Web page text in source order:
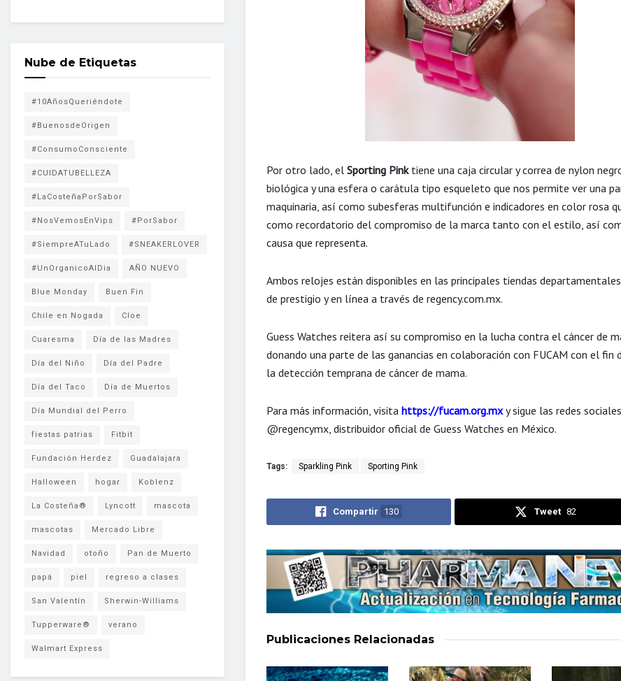
Por otro lado, el Sporting Pinktiene una caja circular y correa de nylon
biológica y una esfera o carátula tipo esqueleto que nos permite ver una
maquinaria, así como subesferas multifunción e indicadores en color rosa
como recordatorio del compromiso de la marca tanto con el estilo, así
causa que representa.
Ambos relojes están disponibles en las principales tiendas
de prestigio y en línea a través de regency.com.mx.
Guess Watches reitera así su compromiso en la lucha contra el cáncer de
donando una parte de las ganancias en colaboración con FUCAM con el fin
la detección temprana de cáncer de mama.
Para más información, visita https://fucam.org.mx y sigue las redes
@regencymx, distribuidor oficial de Guess Watches en México.
Tags: Sparkling Pink Sporting Pink
Compartir 130 Tweet 82
Publicaciones Relacionadas
Nube de Etiquetas
#10AñosQueriéndote
#BuenosdeOrigen
#ConsumoConsciente
#CUIDATUBELLEZA
#LaCosteñaPorSabor
#NosVemosEnVips #PorSabor
#SiempreATuLado #SNEAKERLOVER
#UnOrganicoAlDia AÑO NUEVO
Blue Monday Buen Fin
Chile en Nogada Cloe
Cuaresma Día de las Madres
Día del Niño Día del Padre
Día del Taco Día de Muertos
Día Mundial del Perro
fiestas patrias Fitbit
Fundación Herdez Guadalajara
Halloween hogar Koblenz
La Costeña® Lyncott mascota
mascotas Mercado Libre
Navidad otoño Pan de Muerto
papá piel regreso a clases
San Valentín Sherwin-Williams
Tupperware® verano
Walmart Express